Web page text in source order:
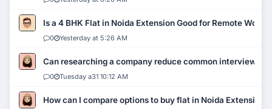
Is a 4 BHK Flat in Noida Extension Good for Remote Work?
0 Yesterday at 5:26 AM
Can researching a company reduce common interview
0 Tuesday a31 10:12 AM
How can I compare options to buy flat in Noida Extension?